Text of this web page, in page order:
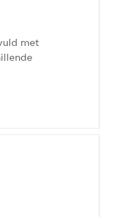
met